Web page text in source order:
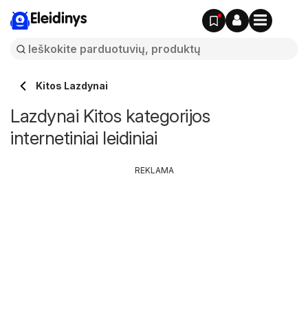
Eleidinys
Kitos Lazdynai
Lazdynai Kitos kategorijos
internetiniai leidiniai
REKLAMA